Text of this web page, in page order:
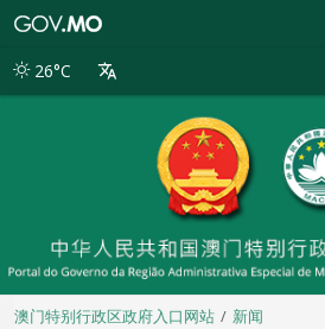
别
26°C
澳门特别行政区政府入口网站
新闻